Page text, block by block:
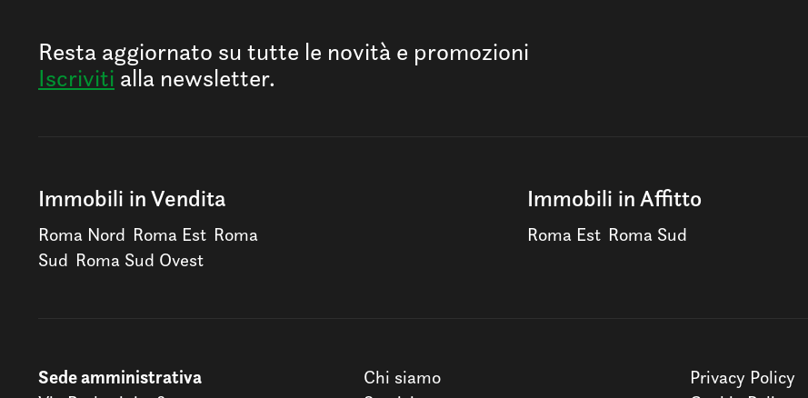
Resta aggiornato su tutte le novità e promozioni
Iscriviti alla newsletter.
Immobili in Vendita
Roma Nord Roma Est Roma
Sud Roma Sud Ovest
Immobili in Affitto
Roma Est Roma Sud
Sede amministrativa
Chi siamo
Privacy Policy